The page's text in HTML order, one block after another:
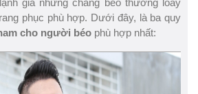
giá những chàng béo thường loay
phục phù hợp. Dưới đây, là ba quy
cho người béo phù hợp nhất: